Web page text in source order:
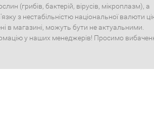
(грибів, бактерій, вірусів, мікроплазм), а
з нестабільністю національної валюти
в магазині, можуть бути не актуальними.
у наших менеджерів! Просимо